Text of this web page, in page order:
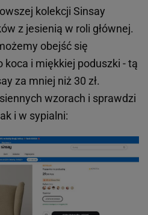
kolekcji Sinsay
z jesienią w roli głównej.
obejść się
koca i miękkiej poduszki - tą
za mniej niż 30 zł.
wzorach i sprawdzi
i w sypialni: